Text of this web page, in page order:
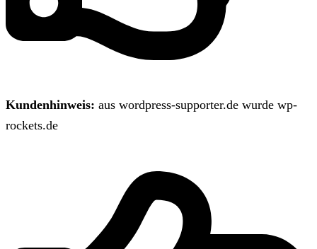
Kundenhinweis: aus wordpress-supporter.de wurde wp-
rockets.de